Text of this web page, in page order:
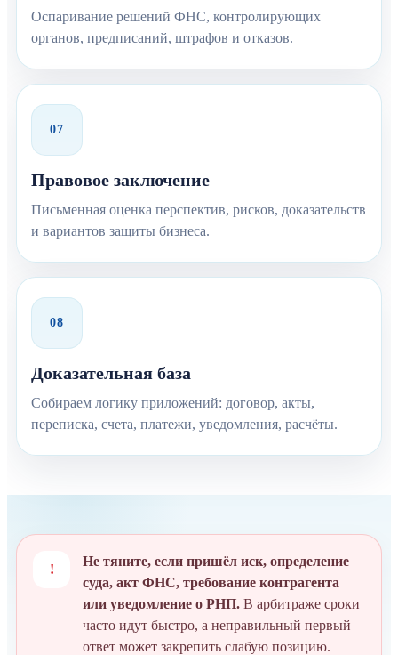
Оспаривание решений ФНС, контролирующих
органов, предписаний, штрафов и отказов.
07
Правовое заключение
Письменная оценка перспектив, рисков, доказательств
и вариантов защиты бизнеса.
08
Доказательная база
Собираем логику приложений: договор, акты,
переписка, счета, платежи, уведомления, расчёты.
!
Не тяните, если пришёл иск, определение
суда, акт ФНС, требование контрагента
или уведомление о РНП. В арбитраже сроки
часто идут быстро, а неправильный первый
ответ может закрепить слабую позицию.